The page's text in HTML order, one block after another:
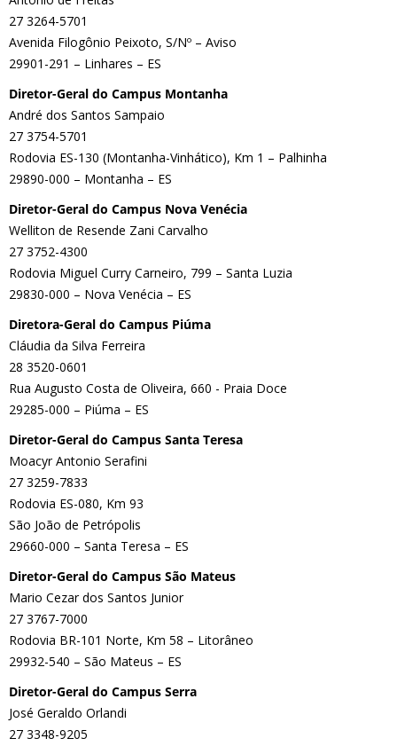
27 3264-5701
Avenida Filogônio Peixoto, S/Nº – Aviso
29901-291 – Linhares – ES
Diretor-Geral do Campus Montanha
André dos Santos Sampaio
27 3754-5701
Rodovia ES-130 (Montanha-Vinhático), Km 1 – Palhinha
29890-000 – Montanha – ES
Diretor-Geral do Campus Nova Venécia
Welliton de Resende Zani Carvalho
27 3752-4300
Rodovia Miguel Curry Carneiro, 799 – Santa Luzia
29830-000 – Nova Venécia – ES
Diretora-Geral do Campus Piúma
Cláudia da Silva Ferreira
28 3520-0601
Rua Augusto Costa de Oliveira, 660 - Praia Doce
29285-000 – Piúma – ES
Diretor-Geral do Campus Santa Teresa
Moacyr Antonio Serafini
27 3259-7833
Rodovia ES-080, Km 93
São João de Petrópolis
29660-000 – Santa Teresa – ES
Diretor-Geral do Campus São Mateus
Mario Cezar dos Santos Junior
27 3767-7000
Rodovia BR-101 Norte, Km 58 – Litorâneo
29932-540 – São Mateus – ES
Diretor-Geral do Campus Serra
José Geraldo Orlandi
27 3348-9205